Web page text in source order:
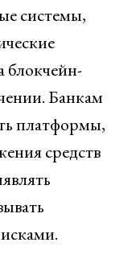
системы,
блокчейн-
Банкам
платформы,
средств